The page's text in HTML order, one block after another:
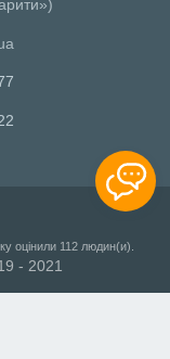
оцінили 112 людин(и).
- 2021